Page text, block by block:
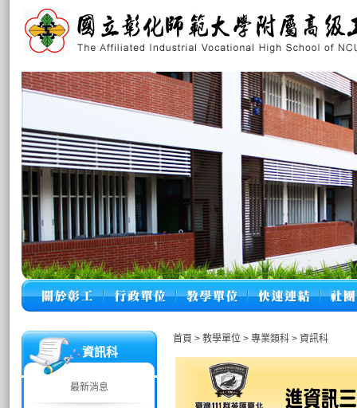
資訊科
最新消息
首頁 > 教學單位 > 專業類科 > 資訊科